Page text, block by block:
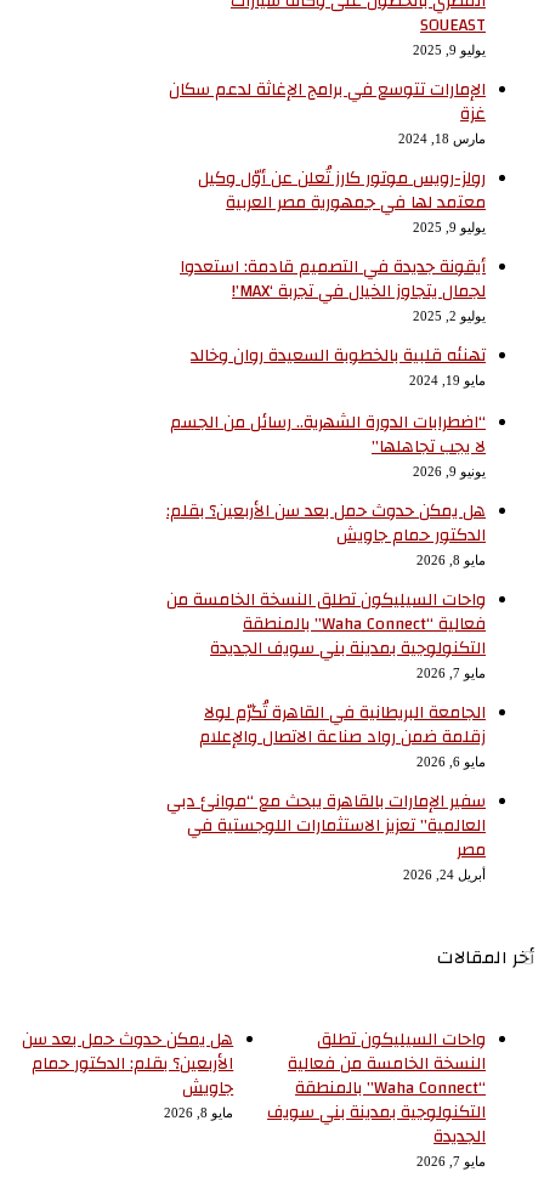
SOUEAST
يوليو 9, 2025
الإمارات تتوسع في برامج الإغاثة لدعم سكان
غزة
مارس 18, 2024
رولز-رويس موتور كارز تُعلن عن أوّل وكيل
معتمد لها في جمهورية مصر العربية
يوليو 9, 2025
أيقونة جديدة في التصميم قادمة: استعدوا
لجمال يتجاوز الخيال في تجربة ‘MAX’!
يوليو 2, 2025
تهنئه قلبية بالخطوبة السعيدة روان وخالد
مايو 19, 2024
“اضطرابات الدورة الشهرية.. رسائل من الجسم
لا يجب تجاهلها”
يونيو 9, 2026
هل يمكن حدوث حمل بعد سن الأربعين؟ بقلم:
الدكتور حمام جاويش
مايو 8, 2026
واحات السيليكون تطلق النسخة الخامسة من
فعالية “Waha Connect” بالمنطقة
التكنولوجية بمدينة بني سويف الجديدة
مايو 7, 2026
الجامعة البريطانية في القاهرة تُكرّم لولا
زقلمة ضمن رواد صناعة الاتصال والإعلام
مايو 6, 2026
سفير الإمارات بالقاهرة يبحث مع “موانئ دبي
العالمية” تعزيز الاستثمارات اللوجستية في
مصر
أبريل 24, 2026
أخر المقالات
هل يمكن حدوث حمل بعد سن
الأربعين؟ بقلم: الدكتور حمام
جاويش
مايو 8, 2026
واحات السيليكون تطلق
النسخة الخامسة من فعالية
“Waha Connect” بالمنطقة
التكنولوجية بمدينة بني سويف
الجديدة
مايو 7, 2026